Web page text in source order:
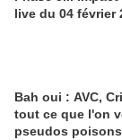
live du 04 février
Bah oui : AVC, Crises cardiaques,
tout ce que l'on
pseudos